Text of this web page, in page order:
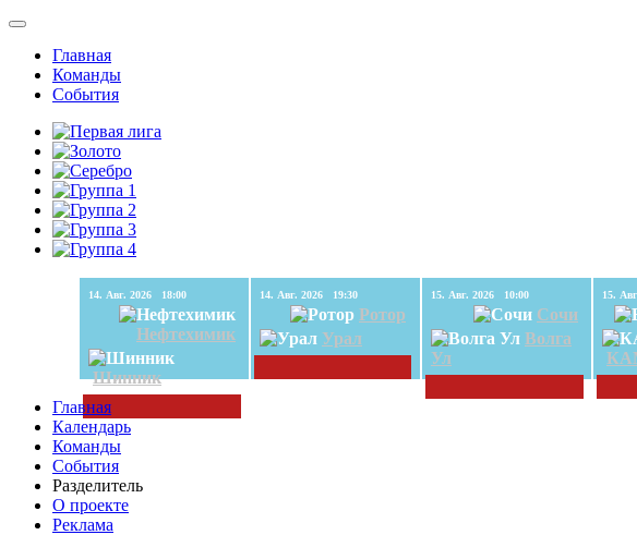
Главная
Команды
События
14. Авг. 2026 18:00
Нефтехимик
Шинник
14. Авг. 2026 19:30
Ротор
Урал
15. Авг. 2026 10:00
Сочи
Волга
Ул
Главная
Календарь
Команды
События
Разделитель
О проекте
Реклама